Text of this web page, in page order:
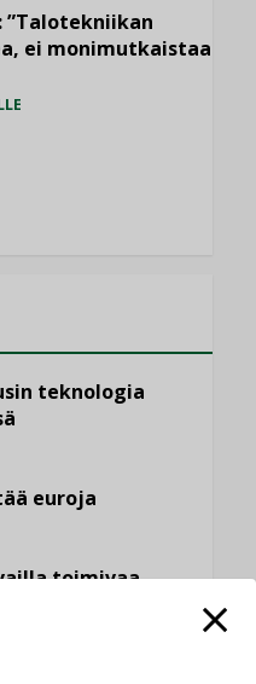
ei monimutkaistaa
teknologia
euroja
toimivaa